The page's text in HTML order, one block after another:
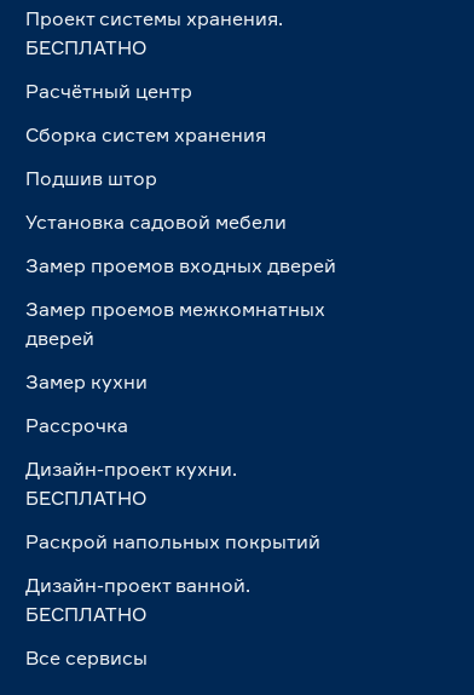
Проект системы хранения.
БЕСПЛАТНО
Расчётный центр
Сборка систем хранения
Подшив штор
Установка садовой мебели
Замер проемов входных дверей
Замер проемов межкомнатных
дверей
Замер кухни
Рассрочка
Дизайн-проект кухни.
БЕСПЛАТНО
Раскрой напольных покрытий
Дизайн-проект ванной.
БЕСПЛАТНО
Все сервисы